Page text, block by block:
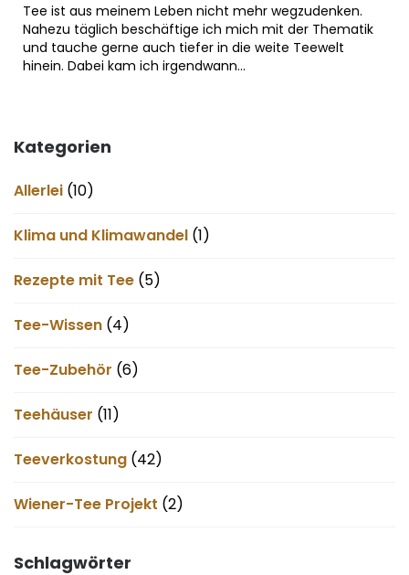
Tee ist aus meinem Leben nicht mehr wegzudenken.
Nahezu täglich beschäftige ich mich mit der Thematik
und tauche gerne auch tiefer in die weite Teewelt
hinein. Dabei kam ich irgendwann…
Kategorien
Allerlei (10)
Klima und Klimawandel (1)
Rezepte mit Tee (5)
Tee-Wissen (4)
Tee-Zubehör (6)
Teehäuser (11)
Teeverkostung (42)
Wiener-Tee Projekt (2)
Schlagwörter